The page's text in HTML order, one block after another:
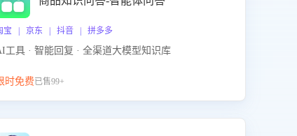
宝 | 京东 | 抖音 | 拼多多
工具 · 智能回复 · 全渠道大模型知识库
时免费已售99+